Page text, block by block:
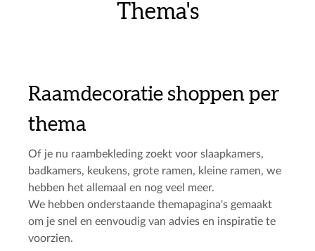
Thema's
Raamdecoratie shoppen per
thema
Of je nu raambekleding zoekt voor slaapkamers,
badkamers, keukens, grote ramen, kleine ramen, we
hebben het allemaal en nog veel meer.
We hebben onderstaande themapagina's gemaakt
om je snel en eenvoudig van advies en inspiratie te
voorzien.